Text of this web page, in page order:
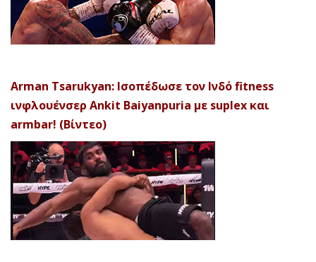
Arman Tsarukyan: Ισοπέδωσε τον Ινδό fitness
ινφλουένσερ Ankit Baiyanpuria με suplex και
armbar! (Βίντεο)